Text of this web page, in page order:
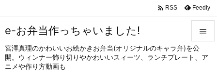
e-お弁当作っちゃいました!
宮澤真理のかわいいお絵かきお弁当(オリジナルのキャラ弁)を公
開。ウィンナー飾り切りやかわいいスィーツ、ランチプレート、ア
ニメや作り方動画も


メニュ
 RSS Feedly